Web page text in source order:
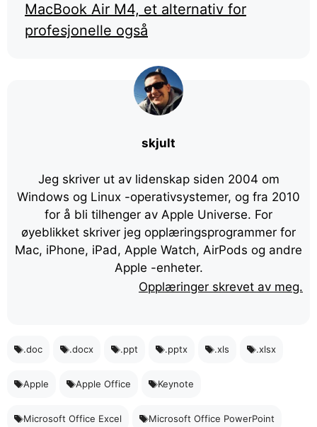
MacBook Air M4, et alternativ for
profesjonelle også
skjult
Jeg skriver ut av lidenskap siden 2004 om
Windows og Linux -operativsystemer, og fra 2010
for å bli tilhenger av Apple Universe. For
øyeblikket skriver jeg opplæringsprogrammer for
Mac, iPhone, iPad, Apple Watch, AirPods og andre
Apple -enheter.
Opplæringer skrevet av meg.
.doc .docx .ppt .pptx .xls .xlsx
Apple Apple Office Keynote
Microsoft Office Excel Microsoft Office PowerPoint